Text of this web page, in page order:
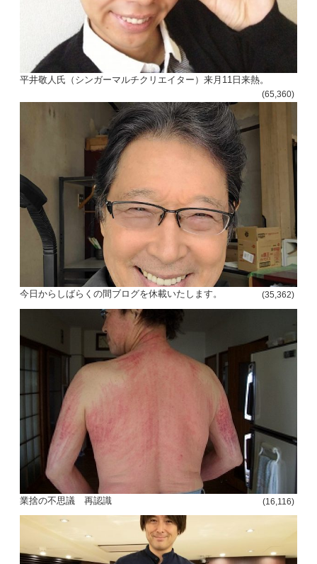
平井敬人氏（シンガーマルチクリエイター）来月11日来熱。
(65,360)
今日からしばらくの間ブログを休載いたします。 (35,362)
業捨の不思議 再認識 (16,116)